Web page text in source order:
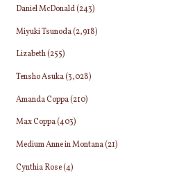
Daniel McDonald(243)
Miyuki Tsunoda(2,918)
Lizabeth(255)
Tensho Asuka(3,028)
Amanda Coppa(210)
Max Coppa(403)
Medium Anne in Montana(21)
Cynthia Rose(4)